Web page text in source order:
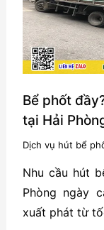
Bể phốt
tại Hải
Dịch vụ hút bể
Nhu cầu hút
Phòng ngày
xuất phát từ